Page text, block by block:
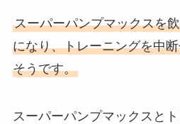
スーパーパンプマックスを
になり、トレーニングを中
そうです。
スーパーパンプマックスと